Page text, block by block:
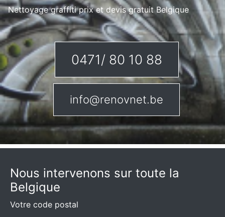
Nettoyage graffiti prix et devis gratuit Belgique
0471/ 80 10 88
info@renovnet.be
Nous intervenons sur toute la
Belgique
Votre code postal